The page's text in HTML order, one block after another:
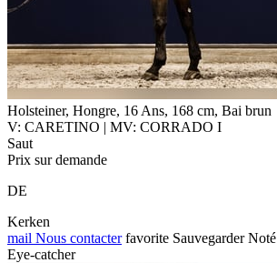
Holsteiner, Hongre, 16 Ans, 168 cm, Bai brun
V: CARETINO | MV: CORRADO I
Saut
Prix sur demande
DE
Kerken
mail Nous contacter favorite Sauvegarder Noté
Eye-catcher